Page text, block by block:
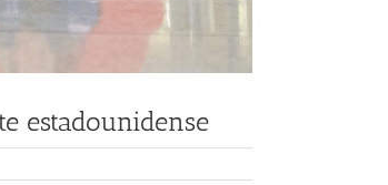
estadounidense